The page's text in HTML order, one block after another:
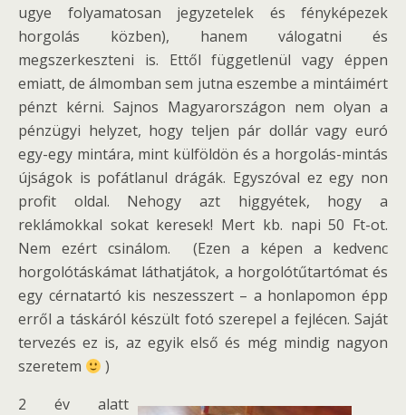
ugye folyamatosan jegyzetelek és fényképezek
horgolás közben), hanem válogatni és
megszerkeszteni is. Ettől függetlenül vagy éppen
emiatt, de álmomban sem jutna eszembe a mintáimért
pénzt kérni. Sajnos Magyarországon nem olyan a
pénzügyi helyzet, hogy teljen pár dollár vagy euró
egy-egy mintára, mint külföldön és a horgolás-mintás
újságok is pofátlanul drágák. Egyszóval ez egy non
profit oldal. Nehogy azt higgyétek, hogy a
reklámokkal sokat keresek! Mert kb. napi 50 Ft-ot.
Nem ezért csinálom. (Ezen a képen a kedvenc
horgolótáskámat láthatjátok, a horgolótűtartómat és
egy cérnatartó kis neszesszert – a honlapomon épp
erről a táskáról készült fotó szerepel a fejlécen. Saját
tervezés ez is, az egyik első és még mindig nagyon
szeretem
)
2 év alatt